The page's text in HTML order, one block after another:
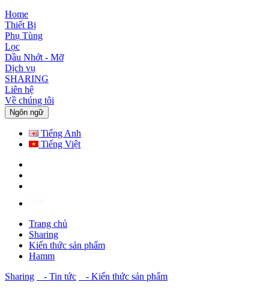
Home
Thiết Bị
Phụ Tùng
Lọc
Dầu Nhớt - Mỡ
Dịch vụ
SHARING
Liên hệ
Về chúng tôi
Ngôn ngữ
Tiếng Anh
Tiếng Việt
Trang chủ
Sharing
Kiến thức sản phẩm
Hamm
Sharing
- Tin tức - Kiến thức sản phẩm